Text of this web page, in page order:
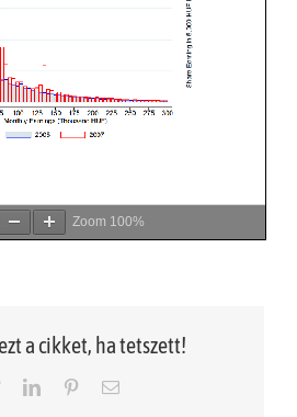
Zoom 100%
a cikket, ha tetszett!
TwitterLinkedInPinterestEmail